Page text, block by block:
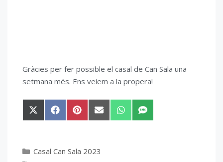
Gràcies per fer possible el casal de Can Sala una
setmana més. Ens veiem a la propera!
Share
on
Share
on
Share
on
Share
on
Share
on
Share
on
Categories
Casal Can Sala 2023